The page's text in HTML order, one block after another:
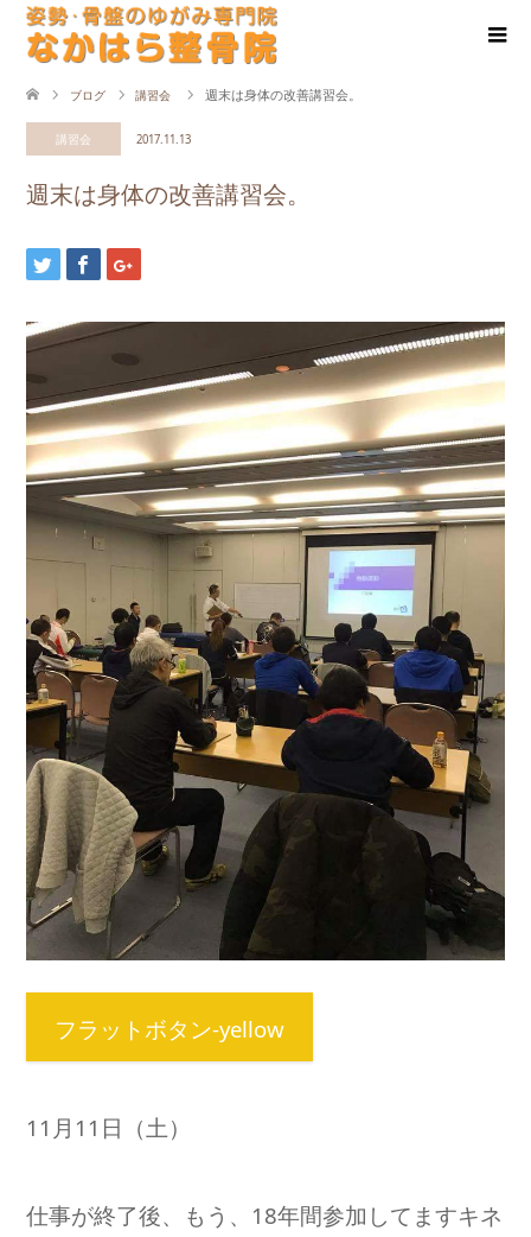
ブログ 講習会 週末は身体の改善講習会。
講習会 2017.11.13
週末は身体の改善講習会。
フラットボタン-yellow
11月11日（土）
仕事が終了後、もう、18年間参加してますキネ